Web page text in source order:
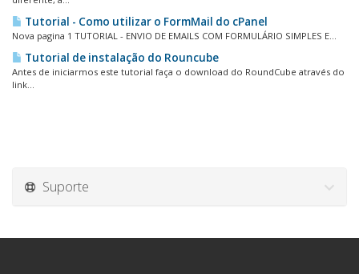
Tutorial - Como utilizar o FormMail do cPanel
Nova pagina 1 TUTORIAL - ENVIO DE EMAILS COM FORMULÁRIO SIMPLES E...
Tutorial de instalação do Rouncube
Antes de iniciarmos este tutorial faça o download do RoundCube através do
link...
Suporte